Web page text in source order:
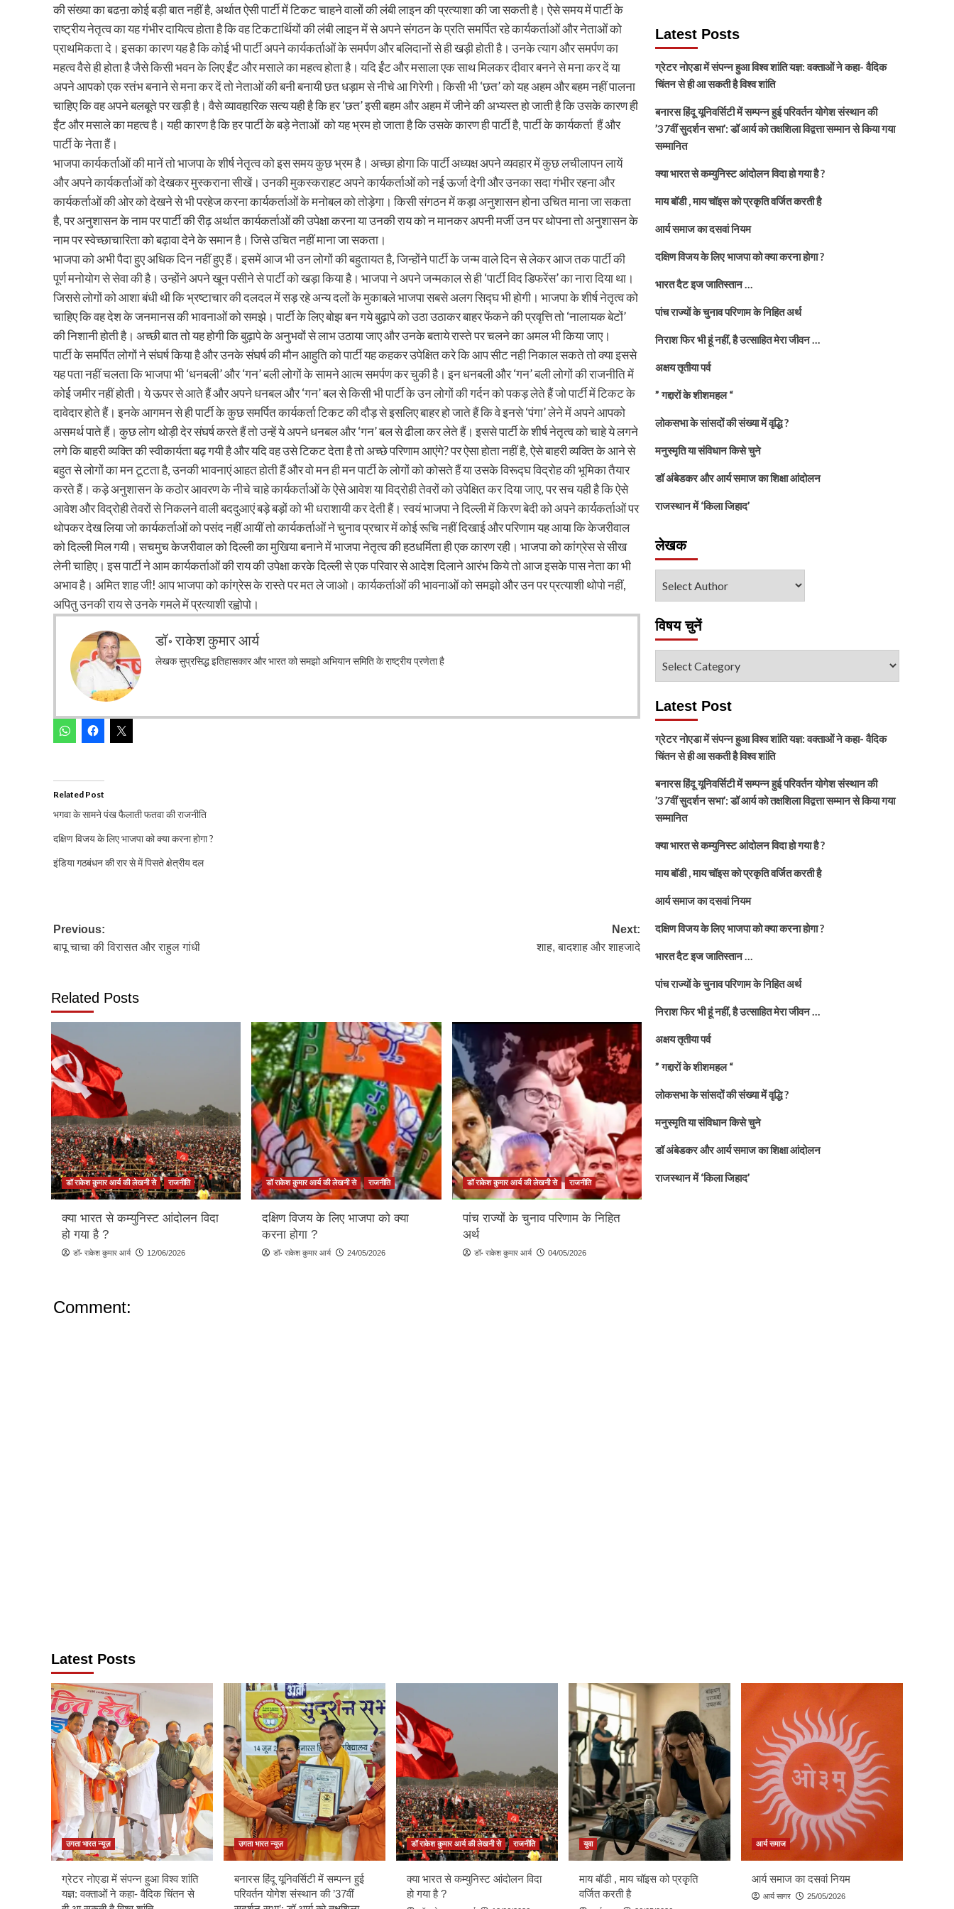
की संख्या का बढऩा कोई बड़ी बात नहीं है, अर्थात ऐसी पार्टी में टिकट चाहने वालों की लंबी लाइन की प्रत्याशा की जा सकती है। ऐसे समय में पार्टी के
राष्ट्रीय नेतृत्व का यह गंभीर दायित्व होता है कि वह टिकटार्थियों की लंबी लाइन में से अपने संगठन के प्रति समर्पित रहे कार्यकर्ताओं और नेताओं को
प्राथमिकता दे। इसका कारण यह है कि कोई भी पार्टी अपने कार्यकर्ताओं के समर्पण और बलिदानों से ही खड़ी होती है। उनके त्याग और समर्पण का
महत्व वैसे ही होता है जैसे किसी भवन के लिए ईंट और मसाले का महत्व होता है। यदि ईंट और मसाला एक साथ मिलकर दीवार बनने से मना कर दें या
अपने आपको एक स्तंभ बनाने से मना कर दें तो नेताओं की बनी बनायी छत धड़ाम से नीचे आ गिरेगी। किसी भी ‘छत’ को यह अहम और बहम नहीं पालना
चाहिए कि वह अपने बलबूते पर खड़ी है। वैसे व्यावहारिक सत्य यही है कि हर ‘छत’ इसी बहम और अहम में जीने की अभ्यस्त हो जाती है कि उसके कारण ही
ईंट और मसाले का महत्व है। यही कारण है कि हर पार्टी के बड़े नेताओं को यह भ्रम हो जाता है कि उसके कारण ही पार्टी है, पार्टी के कार्यकर्ता हैं और
पार्टी के नेता हैं।
भाजपा कार्यकर्ताओं की मानें तो भाजपा के शीर्ष नेतृत्व को इस समय कुछ भ्रम है। अच्छा होगा कि पार्टी अध्यक्ष अपने व्यवहार में कुछ लचीलापन लायें
और अपने कार्यकर्ताओं को देखकर मुस्कराना सीखें। उनकी मुकस्कराहट अपने कार्यकर्ताओं को नई ऊर्जा देगी और उनका सदा गंभीर रहना और
कार्यकर्ताओं की ओर को देखने से भी परहेज करना कार्यकर्ताओं के मनोबल को तोड़ेगा। किसी संगठन में कड़ा अनुशासन होना उचित माना जा सकता
है, पर अनुशासन के नाम पर पार्टी की रीढ़ अर्थात कार्यकर्ताओं की उपेक्षा करना या उनकी राय को न मानकर अपनी मर्जी उन पर थोपना तो अनुशासन के
नाम पर स्वेच्छाचारिता को बढ़ावा देने के समान है। जिसे उचित नहीं माना जा सकता।
भाजपा को अभी पैदा हुए अधिक दिन नहीं हुए हैं। इसमें आज भी उन लोगों की बहुतायत है, जिन्होंने पार्टी के जन्म वाले दिन से लेकर आज तक पार्टी की
पूर्ण मनोयोग से सेवा की है। उन्होंने अपने खून पसीने से पार्टी को खड़ा किया है। भाजपा ने अपने जन्मकाल से ही ‘पार्टी विद डिफरेंस’ का नारा दिया था।
जिससे लोगों को आशा बंधी थी कि भ्रष्टाचार की दलदल में सड़ रहे अन्य दलों के मुकाबले भाजपा सबसे अलग सिद्घ भी होगी। भाजपा के शीर्ष नेतृत्व को
चाहिए कि वह देश के जनमानस की भावनाओं को समझे। पार्टी के लिए बोझ बन गये बुढ़ापे को उठा उठाकर बाहर फेंकने की प्रवृत्ति तो ‘नालायक बेटों’
की निशानी होती है। अच्छी बात तो यह होगी कि बुढ़ापे के अनुभवों से लाभ उठाया जाए और उनके बताये रास्ते पर चलने का अमल भी किया जाए।
पार्टी के समर्पित लोगों ने संघर्ष किया है और उनके संघर्ष की मौन आहुति को पार्टी यह कहकर उपेक्षित करे कि आप सीट नही निकाल सकते तो क्या इससे
यह पता नहीं चलता कि भाजपा भी ‘धनबली’ और ‘गन’ बली लोगों के सामने आत्म समर्पण कर चुकी है। इन धनबली और ‘गन’ बली लोगों की राजनीति में
कोई जमीर नहीं होती। ये ऊपर से आते हैं और अपने धनबल और ‘गन’ बल से किसी भी पार्टी के उन लोगों की गर्दन को पकड़ लेते हैं जो पार्टी में टिकट के
दावेदार होते हैं। इनके आगमन से ही पार्टी के कुछ समर्पित कार्यकर्ता टिकट की दौड़ से इसलिए बाहर हो जाते हैं कि वे इनसे ‘पंगा’ लेने में अपने आपको
असमर्थ पाते हैं। कुछ लोग थोड़ी देर संघर्ष करते हैं तो उन्हें ये अपने धनबल और ‘गन’ बल से ढीला कर लेते हैं। इससे पार्टी के शीर्ष नेतृत्व को चाहे ये लगने
लगे कि बाहरी व्यक्ति की स्वीकार्यता बढ़ गयी है और यदि वह उसे टिकट देता है तो अच्छे परिणाम आएंगे? पर ऐसा होता नहीं है, ऐसे बाहरी व्यक्ति के आने से
बहुत से लोगों का मन टूटता है, उनकी भावनाएं आहत होती हैं और वो मन ही मन पार्टी के लोगों को कोसते हैं या उसके विरूद्घ विद्रोह की भूमिका तैयार
करते हैं। कड़े अनुशासन के कठोर आवरण के नीचे चाहे कार्यकर्ताओं के ऐसे आवेश या विद्रोही तेवरों को उपेक्षित कर दिया जाए, पर सच यही है कि ऐसे
आवेश और विद्रोही तेवरों से निकलने वाली बददुआएं बड़े बड़ों को भी धराशायी कर देती हैं। स्वयं भाजपा ने दिल्ली में किरण बेदी को अपने कार्यकर्ताओं पर
थोपकर देख लिया जो कार्यकर्ताओं को पसंद नहीं आयीं तो कार्यकर्ताओं ने चुनाव प्रचार में कोई रूचि नहीं दिखाई और परिणाम यह आया कि केजरीवाल
को दिल्ली मिल गयी। सचमुच केजरीवाल को दिल्ली का मुखिया बनाने में भाजपा नेतृत्व की हठधर्मिता ही एक कारण रही। भाजपा को कांग्रेस से सीख
लेनी चाहिए। इस पार्टी ने आम कार्यकर्ताओं की राय की उपेक्षा करके दिल्ली से एक परिवार से आदेश दिलाने आरंभ किये तो आज इसके पास नेता का भी
अभाव है। अमित शाह जी! आप भाजपा को कांग्रेस के रास्ते पर मत ले जाओ। कार्यकर्ताओं की भावनाओं को समझो और उन पर प्रत्याशी थोपो नहीं,
अपितु उनकी राय से उनके गमले में प्रत्याशी रह्वोपो।
डॉ॰ राकेश कुमार आर्य
लेखक सुप्रसिद्ध इतिहासकार और भारत को समझो अभियान समिति के राष्ट्रीय प्रणेता है
Related Post
भगवा के सामने पंख फैलाती फतवा की राजनीति
दक्षिण विजय के लिए भाजपा को क्या करना होगा ?
इंडिया गठबंधन की रार से में पिसते क्षेत्रीय दल
Post
navigation
Previous:
बापू चाचा की विरासत और राहुल गांधी
Next:
शाह, बादशाह और शाहजादे
Related Posts
डॉ राकेश कुमार आर्य की लेखनी से राजनीति
क्या भारत से कम्युनिस्ट आंदोलन विदा
हो गया है ?
डॉ॰ राकेश कुमार आर्य 12/06/2026
डॉ राकेश कुमार आर्य की लेखनी से राजनीति
दक्षिण विजय के लिए भाजपा को क्या
करना होगा ?
डॉ॰ राकेश कुमार आर्य 24/05/2026
डॉ राकेश कुमार आर्य की लेखनी से राजनीति
पांच राज्यों के चुनाव परिणाम के निहित
अर्थ
डॉ॰ राकेश कुमार आर्य 04/05/2026
Comment:
Latest Posts
ग्रेटर नोएडा में संपन्न हुआ विश्व शांति यज्ञ: वक्ताओं ने कहा- वैदिक
चिंतन से ही आ सकती है विश्व शांति
बनारस हिंदू यूनिवर्सिटी में सम्पन्न हुई परिवर्तन योगेश संस्थान की
’37वीं सुदर्शन सभा’: डॉ आर्य को तक्षशिला विद्वत्ता सम्मान से किया गया
सम्मानित
क्या भारत से कम्युनिस्ट आंदोलन विदा हो गया है ?
माय बॉडी , माय चॉइस को प्रकृति वर्जित करती है
आर्य समाज का दसवां नियम
दक्षिण विजय के लिए भाजपा को क्या करना होगा ?
भारत दैट इज जातिस्तान …
पांच राज्यों के चुनाव परिणाम के निहित अर्थ
निराश फिर भी हूं नहीं, है उत्साहित मेरा जीवन …
अक्षय तृतीया पर्व
” गद्दारों के शीशमहल “
लोकसभा के सांसदों की संख्या में वृद्धि ?
मनुस्मृति या संविधान किसे चुने
डॉ अंबेडकर और आर्य समाज का शिक्षा आंदोलन
राजस्थान में ‘किला जिहाद’
लेखक
विषय चुनें
Latest Post
ग्रेटर नोएडा में संपन्न हुआ विश्व शांति यज्ञ: वक्ताओं ने कहा- वैदिक
चिंतन से ही आ सकती है विश्व शांति
बनारस हिंदू यूनिवर्सिटी में सम्पन्न हुई परिवर्तन योगेश संस्थान की
’37वीं सुदर्शन सभा’: डॉ आर्य को तक्षशिला विद्वत्ता सम्मान से किया गया
सम्मानित
क्या भारत से कम्युनिस्ट आंदोलन विदा हो गया है ?
माय बॉडी , माय चॉइस को प्रकृति वर्जित करती है
आर्य समाज का दसवां नियम
दक्षिण विजय के लिए भाजपा को क्या करना होगा ?
भारत दैट इज जातिस्तान …
पांच राज्यों के चुनाव परिणाम के निहित अर्थ
निराश फिर भी हूं नहीं, है उत्साहित मेरा जीवन …
अक्षय तृतीया पर्व
” गद्दारों के शीशमहल “
लोकसभा के सांसदों की संख्या में वृद्धि ?
मनुस्मृति या संविधान किसे चुने
डॉ अंबेडकर और आर्य समाज का शिक्षा आंदोलन
राजस्थान में ‘किला जिहाद’
Latest Posts
उगता भारत न्यूज़
ग्रेटर नोएडा में संपन्न हुआ विश्व शांति
यज्ञ: वक्ताओं ने कहा- वैदिक चिंतन से
उगता भारत न्यूज़
बनारस हिंदू यूनिवर्सिटी में सम्पन्न हुई
परिवर्तन योगेश संस्थान की ’37वीं
डॉ राकेश कुमार आर्य की लेखनी से राजनीति
क्या भारत से कम्युनिस्ट आंदोलन विदा
हो गया है ?
युवा
माय बॉडी , माय चॉइस को प्रकृति
वर्जित करती है
आर्य समाज
आर्य समाज का दसवां नियम
आर्य सागर 25/05/2026